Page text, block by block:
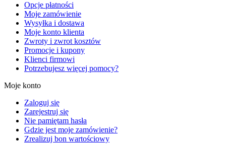
Opcje płatności
Moje zamówienie
Wysyłka i dostawa
Moje konto klienta
Zwroty i zwrot kosztów
Promocje i kupony
Klienci firmowi
Potrzebujesz więcej pomocy?
Moje konto
Zaloguj się
Zarejestruj się
Nie pamiętam hasła
Gdzie jest moje zamówienie?
Zrealizuj bon wartościowy